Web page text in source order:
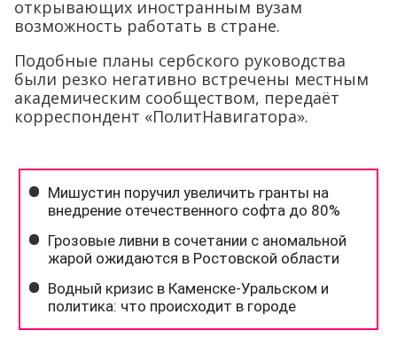
открывающих иностранным вузам
возможность работать в стране.
Подобные планы сербского руководства
были резко негативно встречены местным
академическим сообществом, передаёт
корреспондент «ПолитНавигатора».